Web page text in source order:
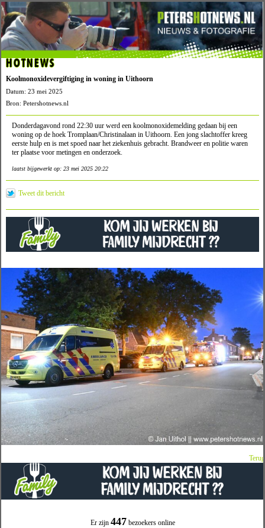
Er zijn 447 bezoekers online
HOTNEWS
Koolmonoxidevergiftiging in woning in Uithoorn
Datum: 23 mei 2025
Bron: Petershotnews.nl
Donderdagavond rond 22:30 uur werd een koolmonoxidemelding gedaan bij een
woning op de hoek Tromplaan/Christinalaan in Uithoorn. Een jong slachtoffer kreeg
eerste hulp en is met spoed naar het ziekenhuis gebracht. Brandweer en politie waren
ter plaatse voor metingen en onderzoek.
laatst bijgewerkt op: 23 mei 2025 20:22
Tweet dit bericht
Terug